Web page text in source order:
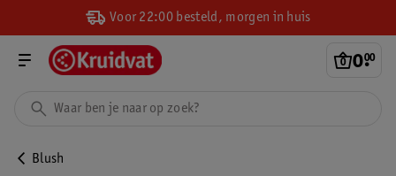
Voor 22:00 besteld, morgen in huis
0.
00
Blush